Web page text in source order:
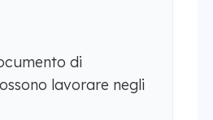
di
lavorare negli